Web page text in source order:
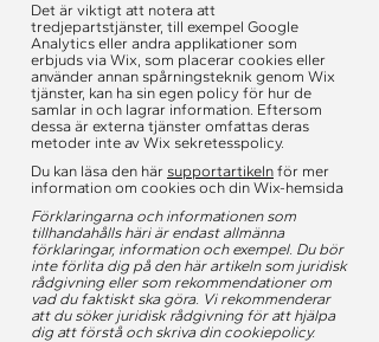
Det är viktigt att notera att
tredjepartstjänster, till exempel Google
Analytics eller andra applikationer som
erbjuds via Wix, som placerar cookies eller
använder annan spårningsteknik genom Wix
tjänster, kan ha sin egen policy för hur de
samlar in och lagrar information. Eftersom
dessa är externa tjänster omfattas deras
metoder inte av Wix sekretesspolicy.
Du kan läsa den här supportartikeln för mer
information om cookies och din Wix-hemsida
Förklaringarna och informationen som
tillhandahålls häri är endast allmänna
förklaringar, information och exempel. Du bör
inte förlita dig på den här artikeln som juridisk
rådgivning eller som rekommendationer om
vad du faktiskt ska göra. Vi rekommenderar
att du söker juridisk rådgivning för att hjälpa
dig att förstå och skriva din cookiepolicy.